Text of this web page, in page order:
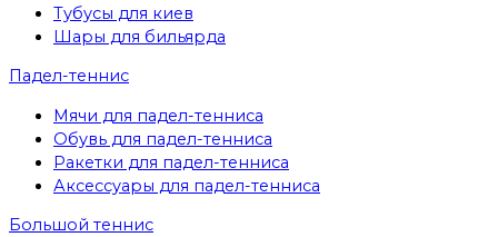
Тубусы для киев
Шары для бильярда
Падел-теннис
Мячи для падел-тенниса
Обувь для падел-тенниса
Ракетки для падел-тенниса
Аксессуары для падел-тенниса
Большой теннис